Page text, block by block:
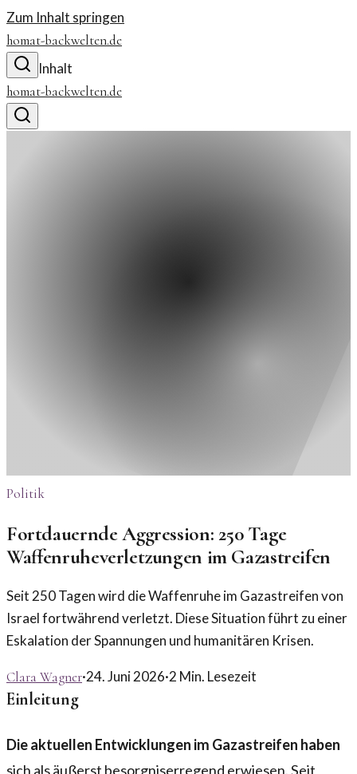
Zum Inhalt springen
homat-backwelten.de
Inhalt
homat-backwelten.de
Politik
Fortdauernde Aggression: 250 Tage
Waffenruheverletzungen im Gazastreifen
Seit 250 Tagen wird die Waffenruhe im Gazastreifen von
Israel fortwährend verletzt. Diese Situation führt zu einer
Eskalation der Spannungen und humanitären Krisen.
Clara Wagner·24. Juni 2026·2 Min. Lesezeit
Einleitung
Die aktuellen Entwicklungen im Gazastreifen haben
sich als äußerst besorgniserregend erwiesen. Seit